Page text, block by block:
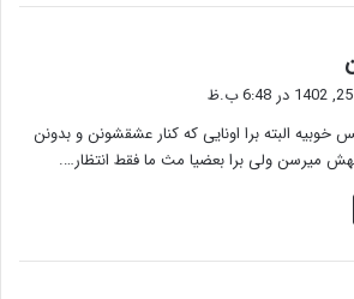
ف
:
البته برا اونایی که کنار عشقشونن و بدونن
میرسن ولی برا بعضیا مث ما فقط انتظار….